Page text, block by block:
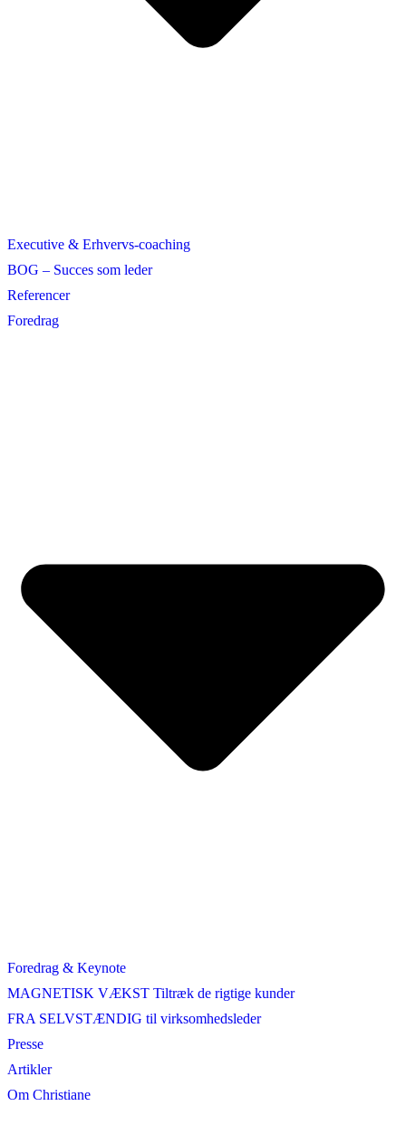
Executive & Erhvervs-coaching
BOG – Succes som leder
Referencer
Foredrag
Foredrag & Keynote
MAGNETISK VÆKST Tiltræk de rigtige kunder
FRA SELVSTÆNDIG til virksomhedsleder
Presse
Artikler
Om Christiane